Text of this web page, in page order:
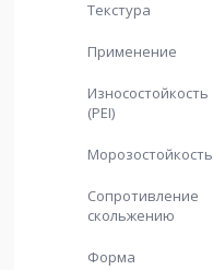
Текстура
Применение
Износостойкость
(PEI)
Морозостойкость
Сопротивление
скольжению
Форма